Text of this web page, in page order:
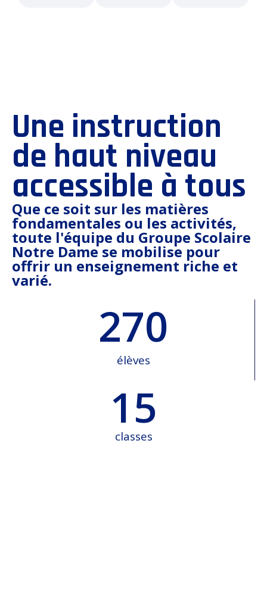
Une instruction
de haut niveau
accessible à tous
Que ce soit sur les matières
fondamentales ou les activités,
toute l'équipe du Groupe Scolaire
Notre Dame se mobilise pour
offrir un enseignement riche et
varié.
élèves
270
classes
15